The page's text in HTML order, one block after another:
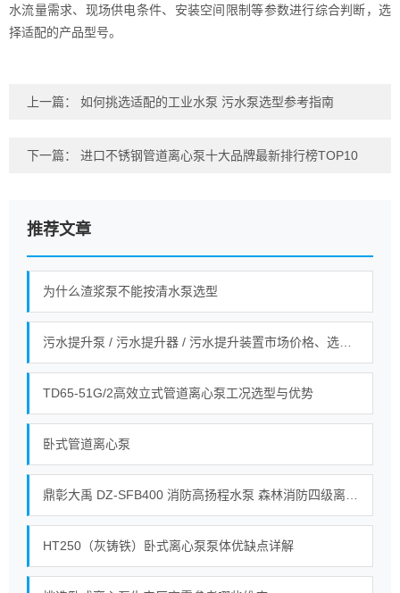
水流量需求、现场供电条件、安装空间限制等参数进行综合判断，选
择适配的产品型号。
上一篇： 如何挑选适配的工业水泵 污水泵选型参考指南
下一篇： 进口不锈钢管道离心泵十大品牌最新排行榜TOP10
推荐文章
为什么渣浆泵不能按清水泵选型
TD65-51G/2高效立式管道离心泵工况选型与优势
卧式管道离心泵
HT250（灰铸铁）卧式离心泵泵体优缺点详解